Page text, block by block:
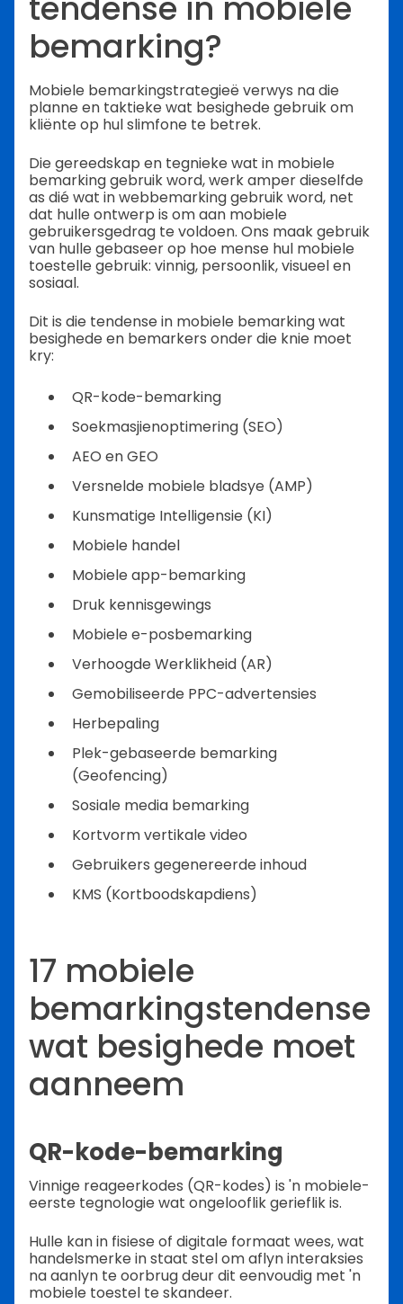
bemarking?
Mobiele bemarkingstrategieë verwys na die
planne en taktieke wat besighede gebruik om
kliënte op hul slimfone te betrek.
Die gereedskap en tegnieke wat in mobiele
bemarking gebruik word, werk amper dieselfde
as dié wat in webbemarking gebruik word, net
dat hulle ontwerp is om aan mobiele
gebruikersgedrag te voldoen. Ons maak gebruik
van hulle gebaseer op hoe mense hul mobiele
toestelle gebruik: vinnig, persoonlik, visueel en
sosiaal.
Dit is die tendense in mobiele bemarking wat
besighede en bemarkers onder die knie moet
kry:
QR-kode-bemarking
Soekmasjienoptimering (SEO)
AEO en GEO
Versnelde mobiele bladsye (AMP)
Kunsmatige Intelligensie (KI)
Mobiele handel
Mobiele app-bemarking
Druk kennisgewings
Mobiele e-posbemarking
Verhoogde Werklikheid (AR)
Gemobiliseerde PPC-advertensies
Herbepaling
Plek-gebaseerde bemarking
(Geofencing)
Sosiale media bemarking
Kortvorm vertikale video
Gebruikers gegenereerde inhoud
KMS (Kortboodskapdiens)
17 mobiele
bemarkingstendense
wat besighede moet
aanneem
QR-kode-bemarking
Vinnige reageerkodes (QR-kodes) is 'n mobiele-
eerste tegnologie wat ongelooflik gerieflik is.
Hulle kan in fisiese of digitale formaat wees, wat
handelsmerke in staat stel om aflyn interaksies
na aanlyn te oorbrug deur dit eenvoudig met 'n
mobiele toestel te skandeer.